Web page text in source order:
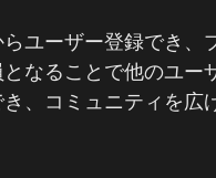
ユーザー登録でき、
なることで他のユー
、コミュニティを広